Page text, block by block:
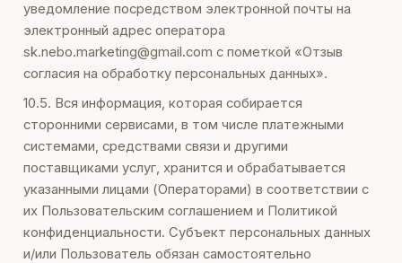
уведомление посредством электронной почты на
электронный адрес оператора
sk.nebo.marketing@gmail.com с пометкой «Отзыв
согласия на обработку персональных данных».
10.5. Вся информация, которая собирается
сторонними сервисами, в том числе платежными
системами, средствами связи и другими
поставщиками услуг, хранится и обрабатывается
указанными лицами (Операторами) в соответствии с
их Пользовательским соглашением и Политикой
конфиденциальности. Субъект персональных данных
и/или Пользователь обязан самостоятельно